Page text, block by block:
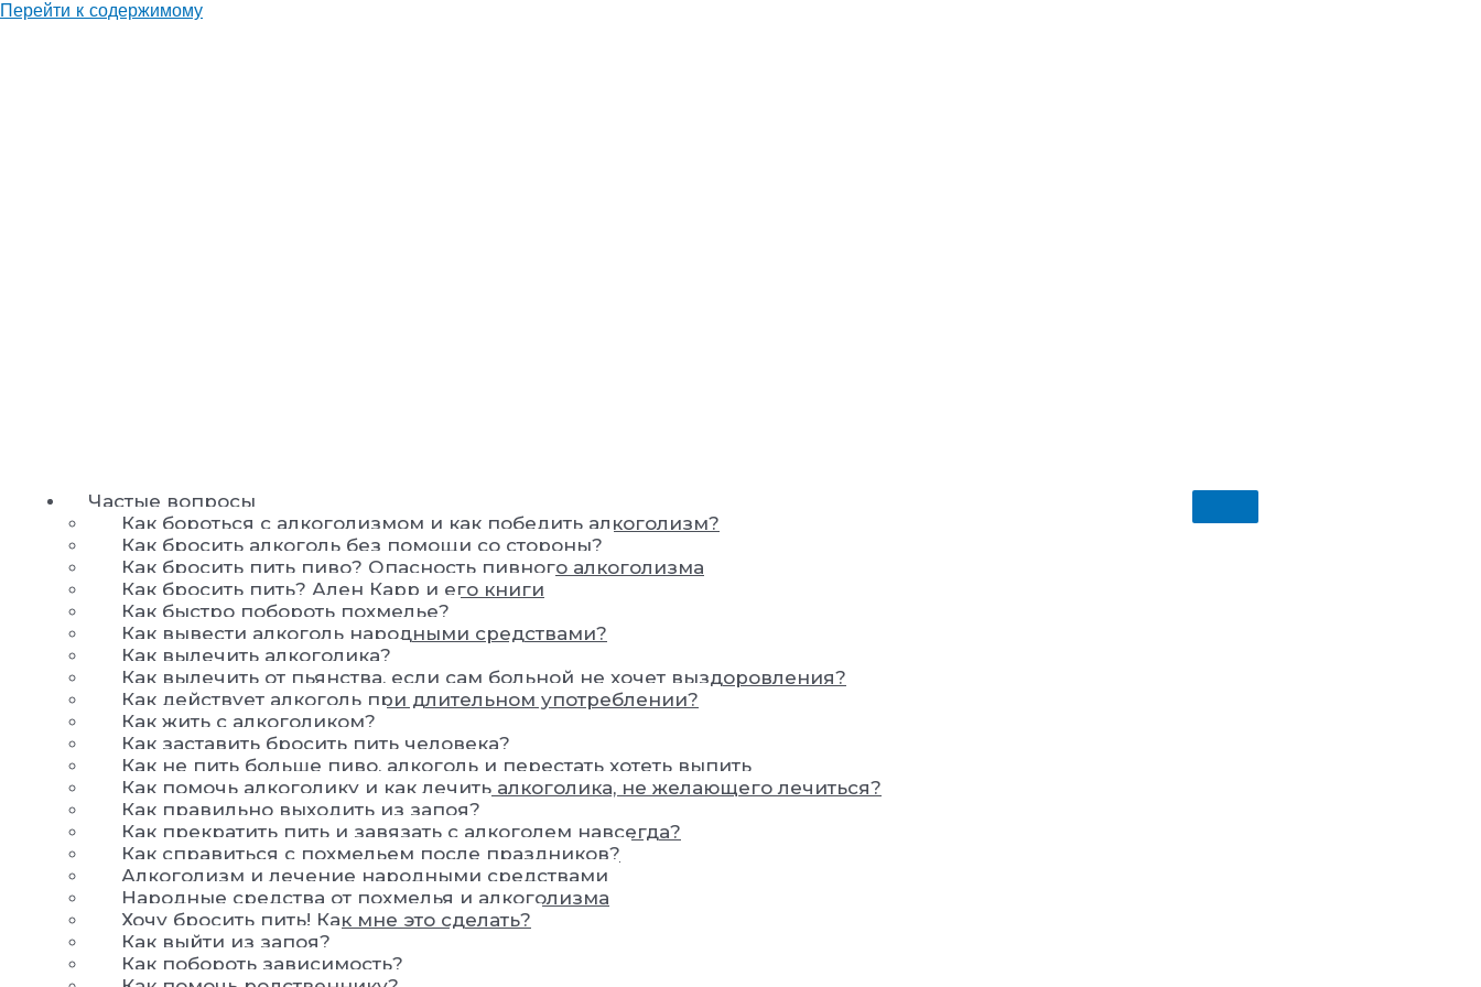
Перейти к содержимому
Частые вопросы
Как бороться с алкоголизмом и как победить алкоголизм?
Как бросить алкоголь без помощи со стороны?
Как бросить пить пиво? Опасность пивного алкоголизма
Как бросить пить? Ален Карр и его книги
Как быстро побороть похмелье?
Как вывести алкоголь народными средствами?
Как вылечить алкоголика?
Как вылечить от пьянства, если сам больной не хочет выздоровления?
Как действует алкоголь при длительном употреблении?
Как жить с алкоголиком?
Как заставить бросить пить человека?
Как не пить больше пиво, алкоголь и перестать хотеть выпить
Как помочь алкоголику и как лечить алкоголика, не желающего лечиться?
Как правильно выходить из запоя?
Как прекратить пить и завязать с алкоголем навсегда?
Как справиться с похмельем после праздников?
Алкоголизм и лечение народными средствами
Народные средства от похмелья и алкоголизма
Хочу бросить пить! Как мне это сделать?
Как выйти из запоя?
Как побороть зависимость?